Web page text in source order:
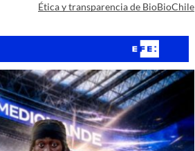
Ética y transparencia de BioBioChile